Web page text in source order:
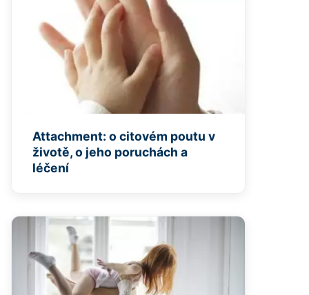
Attachment: o citovém poutu v
životě, o jeho poruchách a
léčení